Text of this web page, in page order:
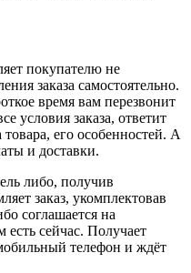
покупателю не
заказа самостоятельно.
время вам перезвонит
условия заказа, ответит
его особенностей. А
и доставки.
либо, получив
заказ, укомплектовав
соглашается на
сейчас. Получает
телефон и ждёт